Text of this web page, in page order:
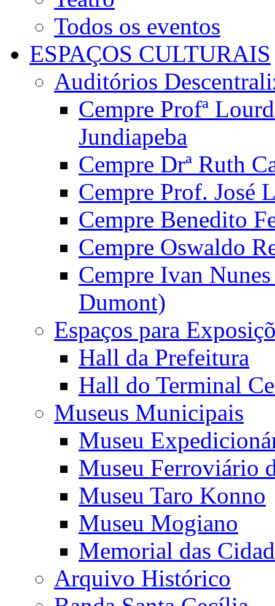
Todos os eventos
ESPAÇOS CULTURAIS
Auditórios
Cempre Profª
Jundiapeba
Cempre Drª Ruth
Cempre Prof. José
Cempre Benedito
Cempre Oswaldo
Cempre Ivan
Dumont)
Espaços para
Hall da Prefeitura
Hall do Terminal
Museus Municipais
Museu
Museu Ferroviário
Museu Taro Konno
Museu Mogiano
Memorial das
Arquivo Histórico